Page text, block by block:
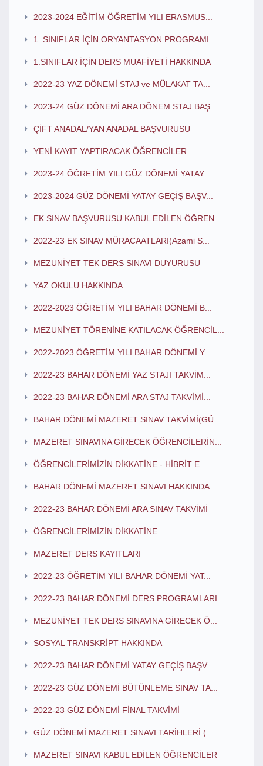
2023-2024 EĞİTİM ÖĞRETİM YILI ERASMUS...
1. SINIFLAR İÇİN ORYANTASYON PROGRAMI
1.SINIFLAR İÇİN DERS MUAFİYETİ HAKKINDA
2022-23 YAZ DÖNEMİ STAJ ve MÜLAKAT TA...
2023-24 GÜZ DÖNEMİ ARA DÖNEM STAJ BAŞ...
ÇİFT ANADAL/YAN ANADAL BAŞVURUSU
YENİ KAYIT YAPTIRACAK ÖĞRENCİLER
2023-24 ÖĞRETİM YILI GÜZ DÖNEMİ YATAY...
2023-2024 GÜZ DÖNEMİ YATAY GEÇİŞ BAŞV...
EK SINAV BAŞVURUSU KABUL EDİLEN ÖĞREN...
2022-23 EK SINAV MÜRACAATLARI(Azami S...
MEZUNİYET TEK DERS SINAVI DUYURUSU
YAZ OKULU HAKKINDA
2022-2023 ÖĞRETİM YILI BAHAR DÖNEMİ B...
MEZUNİYET TÖRENİNE KATILACAK ÖĞRENCİL...
2022-2023 ÖĞRETİM YILI BAHAR DÖNEMİ Y...
2022-23 BAHAR DÖNEMİ YAZ STAJI TAKVİM...
2022-23 BAHAR DÖNEMİ ARA STAJ TAKVİMİ...
BAHAR DÖNEMİ MAZERET SINAV TAKVİMİ(GÜ...
MAZERET SINAVINA GİRECEK ÖĞRENCİLERİN...
ÖĞRENCİLERİMİZİN DİKKATİNE - HİBRİT E...
BAHAR DÖNEMİ MAZERET SINAVI HAKKINDA
2022-23 BAHAR DÖNEMİ ARA SINAV TAKVİMİ
ÖĞRENCİLERİMİZİN DİKKATİNE
MAZERET DERS KAYITLARI
2022-23 ÖĞRETİM YILI BAHAR DÖNEMİ YAT...
2022-23 BAHAR DÖNEMİ DERS PROGRAMLARI
MEZUNİYET TEK DERS SINAVINA GİRECEK Ö...
SOSYAL TRANSKRİPT HAKKINDA
2022-23 BAHAR DÖNEMİ YATAY GEÇİŞ BAŞV...
2022-23 GÜZ DÖNEMİ BÜTÜNLEME SINAV TA...
2022-23 GÜZ DÖNEMİ FİNAL TAKVİMİ
GÜZ DÖNEMİ MAZERET SINAVI TARİHLERİ (...
MAZERET SINAVI KABUL EDİLEN ÖĞRENCİLER